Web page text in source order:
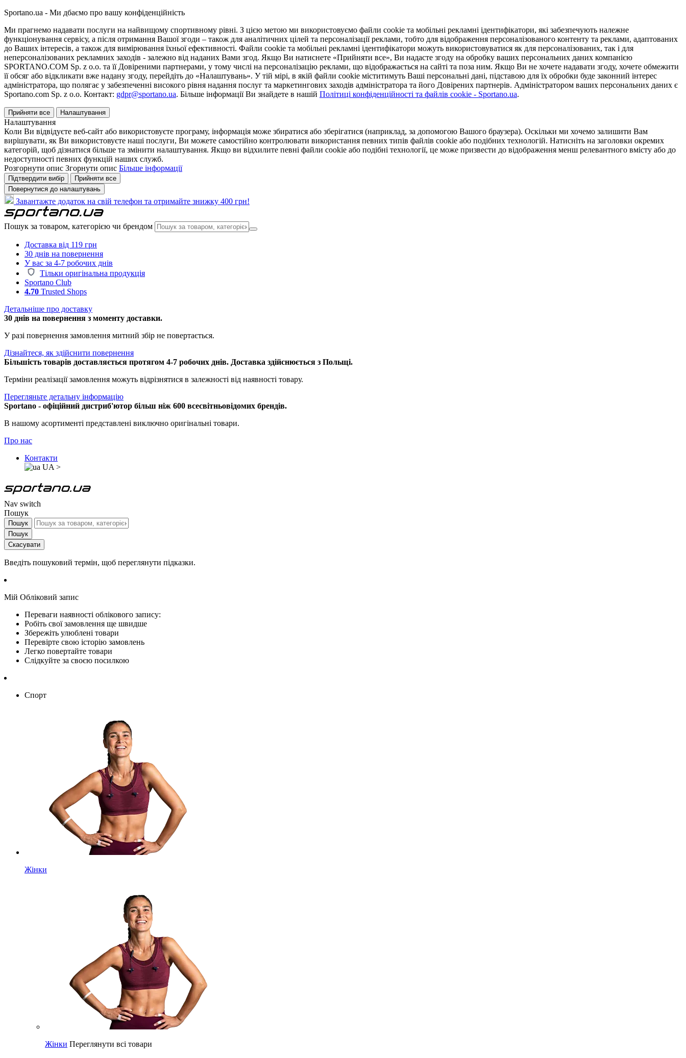
Sportano.ua - Ми дбаємо про вашу конфіденційність
Ми прагнемо надавати послуги на найвищому спортивному рівні. З цією метою ми використовуємо файли cookie та мобільні рекламні ідентифікатори, які забезпечують належне
функціонування сервісу, а після отримання Вашої згоди – також для аналітичних цілей та персоналізації реклами, тобто для відображення персоналізованого контенту та реклами, адаптованих
до Ваших інтересів, а також для вимірювання їхньої ефективності. Файли cookie та мобільні рекламні ідентифікатори можуть використовуватися як для персоналізованих, так і для
неперсоналізованих рекламних заходів - залежно від наданих Вами згод. Якщо Ви натиснете «Прийняти все», Ви надасте згоду на обробку ваших персональних даних компанією
SPORTANO.COM Sp. z o.o. та її Довіреними партнерами, у тому числі на персоналізацію реклами, що відображається на сайті та поза ним. Якщо Ви не хочете надавати згоду, хочете обмежити
її обсяг або відкликати вже надану згоду, перейдіть до «Налаштувань». У тій мірі, в якій файли cookie міститимуть Ваші персональні дані, підставою для їх обробки буде законний інтерес
адміністратора, що полягає у забезпеченні високого рівня надання послуг та маркетингових заходів адміністратора та його Довірених партнерів. Адміністратором ваших персональних даних є
Sportano.com Sp. z o.o. Контакт: gdpr@sportano.ua. Більше інформації Ви знайдете в нашій Політиці конфіденційності та файлів cookie - Sportano.ua.
Прийняти все Налаштування
Налаштування
Коли Ви відвідуєте веб-сайт або використовуєте програму, інформація може збиратися або зберігатися (наприклад, за допомогою Вашого браузера). Оскільки ми хочемо залишити Вам
вирішувати, як Ви використовуєте наші послуги, Ви можете самостійно контролювати використання певних типів файлів cookie або подібних технологій. Натисніть на заголовки окремих
категорій, щоб дізнатися більше та змінити налаштування. Якщо ви відхилите певні файли cookie або подібні технології, це може призвести до відображення менш релевантного вмісту або до
недоступності певних функцій наших служб.
Розгорнути опис Згорнути опис Більше інформації
Підтвердити вибір
Прийняти все
Повернутися до налаштувань
Завантажте додаток на свій телефон та отримайте знижку 400 грн!
Пошук за товаром, категорією чи брендом
Доставка від 119 грн
30 днів на повернення
У вас за 4-7 робочих днів
Тільки оригінальна продукція
Sportano Club
4.70 Trusted Shops
Детальніше про доставку
30 днів на повернення з моменту доставки.
У разі повернення замовлення митний збір не повертається.
Дізнайтеся, як здійснити повернення
Більшість товарів доставляється протягом 4-7 робочих днів. Доставка здійснюється з Польщі.
Терміни реалізації замовлення можуть відрізнятися в залежності від наявності товару.
Перегляньте детальну інформацію
Sportano - офіційний дистриб'ютор більш ніж 600 всесвітньовідомих брендів.
В нашому асортименті представлені виключно оригінальні товари.
Про нас
Контакти
UA >
Nav switch
Пошук
Пошук
Пошук
Скасувати
Введіть пошуковий термін, щоб переглянути підказки.
Мій Обліковий запис
Переваги наявності облікового запису:
Робіть свої замовлення ще швидше
Збережіть улюблені товари
Перевірте свою історію замовлень
Легко повертайте товари
Слідкуйте за своєю посилкою
Спорт
Жінки
Жінки Переглянути всі товари